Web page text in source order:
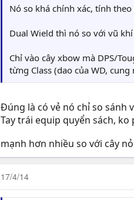
Nó so khá chính xác, tính
Dual Wield thì nó so với vũ
Chỉ vào cây xbow mà DPS/
từng Class (dao của WD,
Đúng là có vẻ nó chỉ so sánh
Tay trái equip quyển sách,
mạnh hơn nhiều so với cây
17/4/14